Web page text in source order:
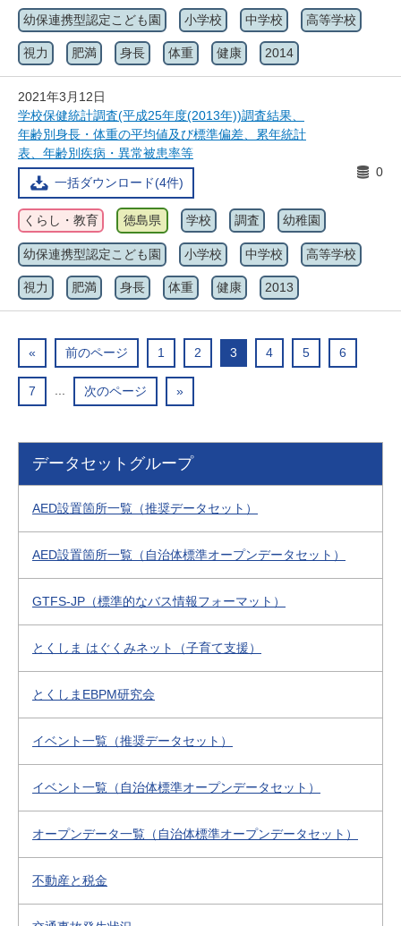
幼保連携型認定こども園 小学校 中学校 高等学校
視力 肥満 身長 体重 健康 2014
2021年3月12日
学校保健統計調査(平成25年度(2013年))調査結果、
年齢別身長・体重の平均値及び標準偏差、累年統計
表、年齢別疾病・異常被患率等
一括ダウンロード(4件)
0
くらし・教育 徳島県 学校 調査 幼稚園
幼保連携型認定こども園 小学校 中学校 高等学校
視力 肥満 身長 体重 健康 2013
« 前のページ 1 2 3 4 5 6
7 ... 次のページ »
データセットグループ
AED設置箇所一覧（推奨データセット）
AED設置箇所一覧（自治体標準オープンデータセット）
GTFS-JP（標準的なバス情報フォーマット）
とくしま はぐくみネット（子育て支援）
とくしまEBPM研究会
イベント一覧（推奨データセット）
イベント一覧（自治体標準オープンデータセット）
オープンデータ一覧（自治体標準オープンデータセット）
不動産と税金